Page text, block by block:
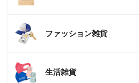
ファッション雑貨
生活雑貨